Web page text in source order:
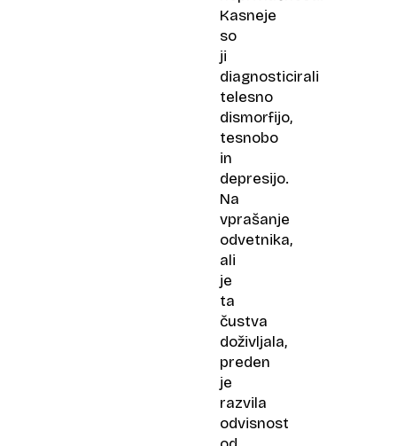
Kasneje
so
ji
diagnosticirali
telesno
dismorfijo,
tesnobo
in
depresijo.
Na
vprašanje
odvetnika,
ali
je
ta
čustva
doživljala,
preden
je
razvila
odvisnost